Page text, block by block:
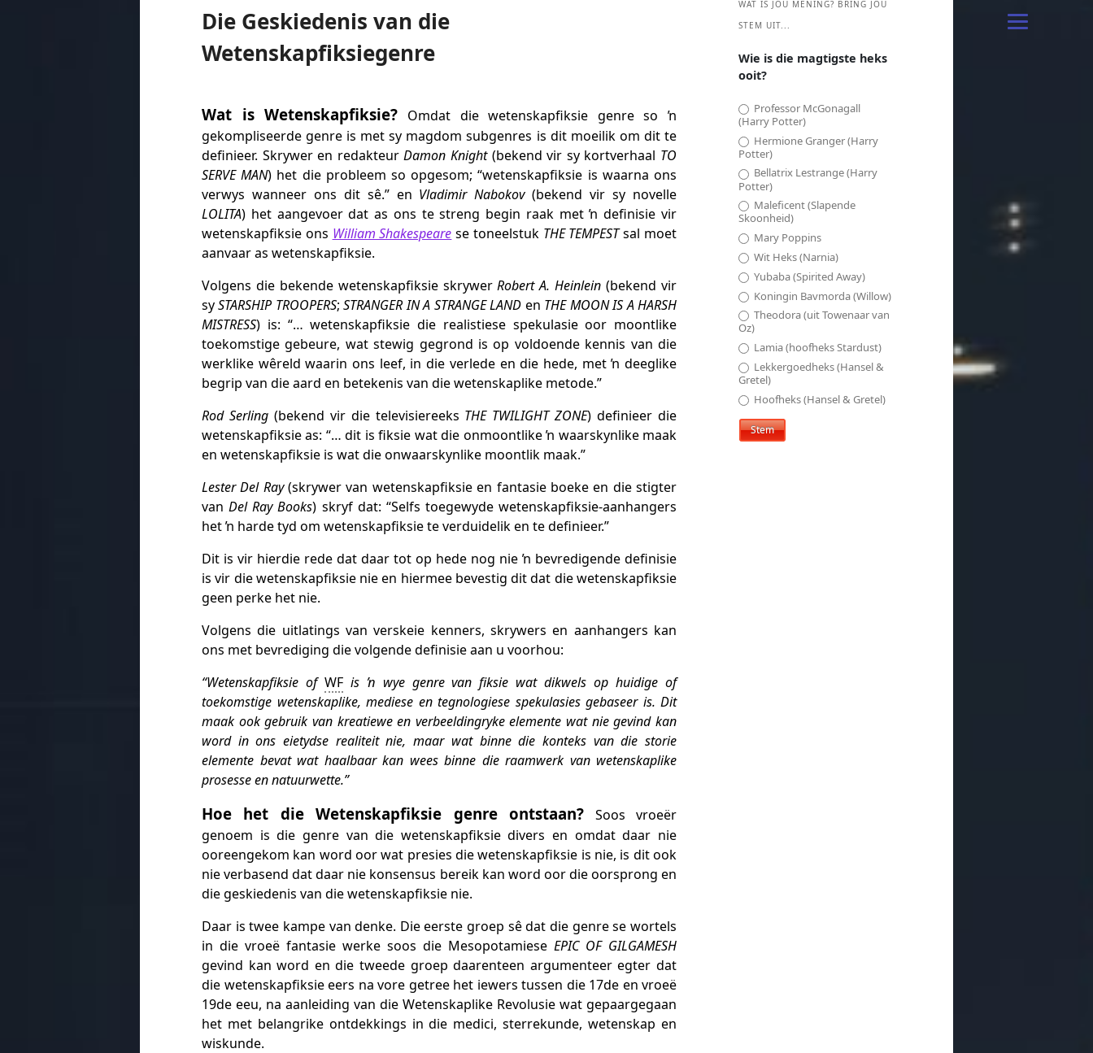
Die Geskiedenis van die
Wetenskapfiksiegenre
Wat is Wetenskapfiksie? Omdat die wetenskapfiksie genre so ŉ
gekompliseerde genre is met sy magdom subgenres is dit moeilik om dit te
definieer. Skrywer en redakteurDamon Knight(bekend vir sy kortverhaal TO
SERVE MAN) het die probleem so opgesom; “wetenskapfiksie is waarna ons
verwys wanneer ons dit sê.” en Vladimir Nabokov(bekend vir sy novelle
LOLITA) het aangevoer dat as ons te streng begin raak met ŉ definisie vir
wetenskapfiksie ons William Shakespeare se toneelstuk THE TEMPESTsal moet
aanvaar as wetenskapfiksie.
Volgens die bekende wetenskapfiksie skrywerRobert A. Heinlein (bekend vir
sySTARSHIP TROOPERS;STRANGER IN A STRANGE LAND en THE MOON IS A HARSH
MISTRESS) is: “… wetenskapfiksie die realistiese spekulasie oor moontlike
toekomstige gebeure, wat stewig gegrond is op voldoende kennis van die
werklike wêreld waarin ons leef, in die verlede en die hede, met ŉ deeglike
begrip van die aard en betekenis van die wetenskaplike metode.”
Rod Serling(bekend vir die televisiereeks THE TWILIGHT ZONE) definieer die
wetenskapfiksie as: “… dit is fiksie wat die onmoontlike ŉ waarskynlike maak
en wetenskapfiksie is wat die onwaarskynlike moontlik maak.”
Lester Del Ray(skrywer van wetenskapfiksie en fantasie boeke en die stigter
vanDel Ray Books) skryf dat: “Selfs toegewyde wetenskapfiksie-aanhangers
het ŉ harde tyd om wetenskapfiksie te verduidelik en te definieer.”
Dit is vir hierdie rede dat daar tot op hede nog nie ŉ bevredigende definisie
is vir die wetenskapfiksie nie en hiermee bevestig dit dat die wetenskapfiksie
geen perke het nie.
Volgens die uitlatings van verskeie kenners, skrywers en aanhangers kan
ons met bevrediging die volgende definisie aan u voorhou:
“Wetenskapfiksie of WFis ŉ wye genre van fiksie wat dikwels op huidige of
toekomstige wetenskaplike, mediese en tegnologiese spekulasies gebaseer is. Dit
maak ook gebruik van kreatiewe en verbeeldingryke elemente wat nie gevind kan
word in ons eietydse realiteit nie, maar wat binne die konteks van die storie
elemente bevat wat haalbaar kan wees binne die raamwerk van wetenskaplike
prosesse en natuurwette.”
Hoe het die Wetenskapfiksie genre ontstaan? Soos vroeër
genoem is die genre van die wetenskapfiksie divers en omdat daar nie
ooreengekom kan word oor wat presies die wetenskapfiksie is nie, is dit ook
nie verbasend dat daar nie konsensus bereik kan word oor die oorsprong en
die geskiedenis van die wetenskapfiksie nie.
Daar is twee kampe van denke. Die eerste groep sê dat die genre se wortels
in die vroeë fantasie werke soos die Mesopotamiese EPIC OF GILGAMESH
gevind kan word en die tweede groep daarenteen argumenteer egter dat
die wetenskapfiksie eers na vore getree het iewers tussen die 17de en vroeë
19de eeu, na aanleiding van die Wetenskaplike Revolusie wat gepaargegaan
het met belangrike ontdekkings in die medici, sterrekunde, wetenskap en
wiskunde.
WAT IS JOU MENING? BRING JOU
STEM UIT...
Wie is die magtigste heks
ooit?
Professor McGonagall
(Harry Potter)
Hermione Granger (Harry
Potter)
Bellatrix Lestrange (Harry
Potter)
Maleficent (Slapende
Skoonheid)
Mary Poppins
Wit Heks (Narnia)
Yubaba (Spirited Away)
Koningin Bavmorda (Willow)
Theodora (uit Towenaar van
Oz)
Lamia (hoofheks Stardust)
Lekkergoedheks (Hansel &
Gretel)
Hoofheks (Hansel & Gretel)